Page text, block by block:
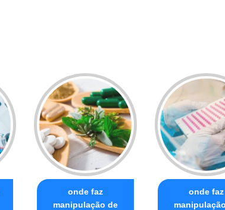
onde faz
manipulação de
onde faz